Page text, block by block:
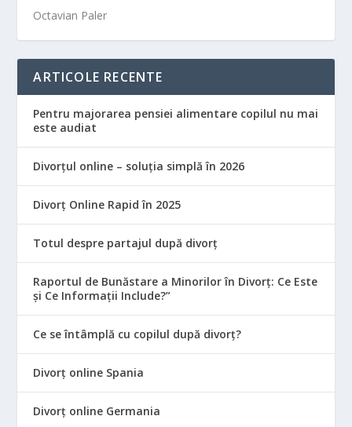
Octavian Paler
ARTICOLE RECENTE
Pentru majorarea pensiei alimentare copilul nu mai
este audiat
Divorțul online – soluția simplă în 2026
Divorț Online Rapid în 2025
Totul despre partajul după divorț
Raportul de Bunăstare a Minorilor în Divorț: Ce Este
și Ce Informații Include?”
Ce se întâmplă cu copilul după divorț?
Divorț online Spania
Divorț online Germania